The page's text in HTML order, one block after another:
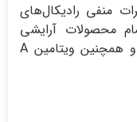
منفی رادیکال‌های
محصولات آرایشی
بهداشتی مانند کرم‌ها از این ویتامین و همچنین ویتامین A